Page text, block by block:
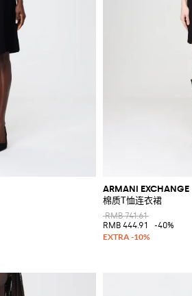
ARMANI EXCHANGE
棉质T恤连衣裙
RMB 741.61
RMB 444.91
-40%